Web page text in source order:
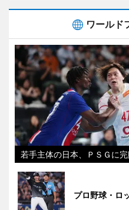
ワールド
若手主体の日本、ＰＳＧに完
プロ野球・ロ